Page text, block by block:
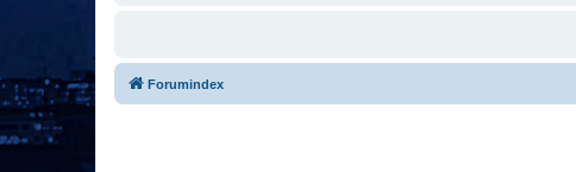
Forumindex